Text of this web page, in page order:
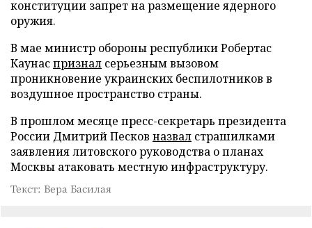
конституции запрет на размещение ядерного
оружия.
В мае министр обороны республики Робертас
Каунаспризнал серьезным вызовом
проникновение украинских беспилотников в
воздушное пространство страны.
В прошлом месяце пресс-секретарь президента
России Дмитрий Песков назвал страшилками
заявления литовского руководства о планах
Москвы атаковать местную инфраструктуру.
Текст: Вера Басилая